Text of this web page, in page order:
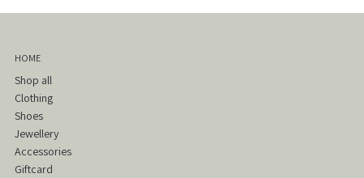
HOME
Shop all
Clothing
Shoes
Jewellery
Accessories
Giftcard